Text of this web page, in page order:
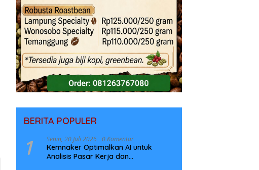
BERITA POPULER
1 Senin, 20 Juli 2026 0 Komentar
Kemnaker Optimalkan AI untuk
Analisis Pasar Kerja dan